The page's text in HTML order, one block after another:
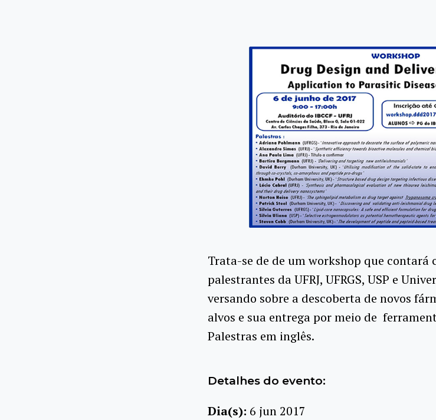
Trata-se de de um workshop que contará
palestrantes da UFRJ, UFRGS, USP e
versando sobre a descoberta de novos
alvos e sua entrega por meio de
Palestras em inglês.
Detalhes do evento:
Dia(s): 6 jun 2017